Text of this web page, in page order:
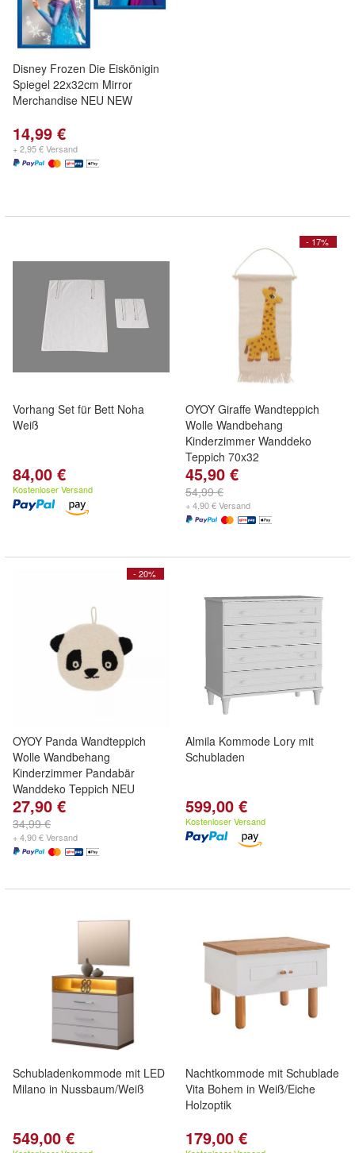
Disney Frozen Die Eiskönigin
Spiegel 22x32cm Mirror
Merchandise NEU NEW
14,99 €
+ 2,95 € Versand
Vorhang Set für Bett Noha
Weiß
84,00 €
Kostenloser Versand
- 17%
OYOY Giraffe Wandteppich
Wolle Wandbehang
Kinderzimmer Wanddeko
Teppich 70x32
45,90 €
54,99 €
+ 4,90 € Versand
- 20%
OYOY Panda Wandteppich
Wolle Wandbehang
Kinderzimmer Pandabär
Wanddeko Teppich NEU
27,90 €
34,99 €
+ 4,90 € Versand
Almila Kommode Lory mit
Schubladen
599,00 €
Kostenloser Versand
Schubladenkommode mit LED
Milano in Nussbaum/Weiß
549,00 €
Nachtkommode mit Schublade
Vita Bohem in Weiß/Eiche
Holzoptik
179,00 €